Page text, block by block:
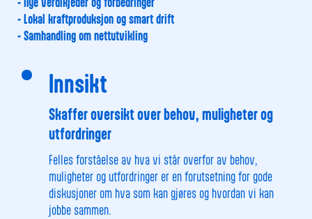
- Nye verdikjeder og forbedringer
- Lokal kraftproduksjon og smart drift
- Samhandling om nettutvikling
Innsikt
Skaffer oversikt over behov, muligheter og
utfordringer
Felles forståelse av hva vi står overfor av behov,
muligheter og utfordringer er en forutsetning for gode
diskusjoner om hva som kan gjøres og hvordan vi kan
jobbe sammen.